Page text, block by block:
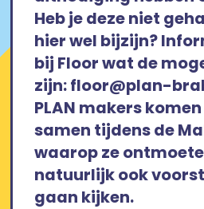
Heb je deze niet
hier wel bijzijn?
bij Floor wat de
zijn: floor@plan-
PLAN makers
samen tijdens de
waarop ze
natuurlijk ook
gaan kijken.